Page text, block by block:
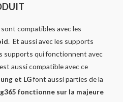
sont compatibles avec les
. Et aussi avec les supports
supports qui fonctionnent avec
aussi compatible avec ce
et LGfont aussi parties de la
fonctionne sur la majeure